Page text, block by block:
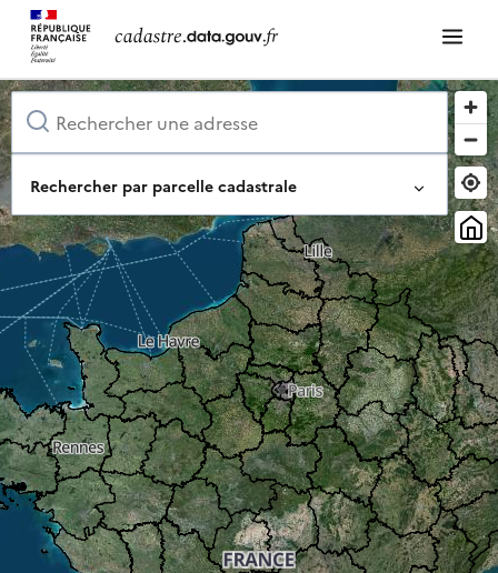
Rechercher par parcelle cadastrale
Identifiant complet de la parcelle
Ou composez-le pas à pas
Département